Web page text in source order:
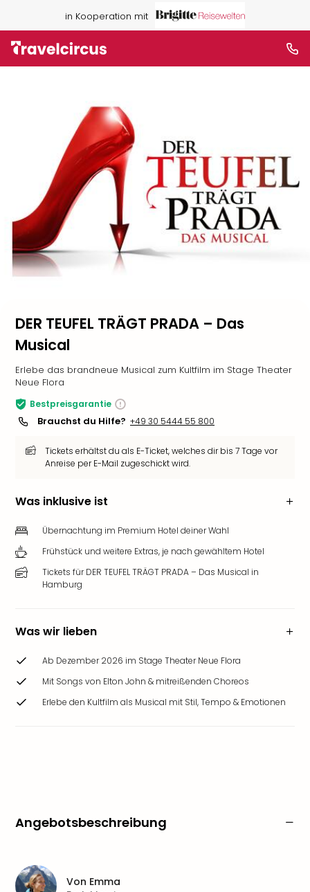
in Kooperation mit
DER TEUFEL TRÄGT PRADA – Das
Musical
Erlebe das brandneue Musical zum Kultfilm im Stage Theater
Neue Flora
Bestpreisgarantie
Brauchst du Hilfe? +49 30 5444 55 800
Tickets erhältst du als E-Ticket, welches dir bis 7 Tage vor
Anreise per E-Mail zugeschickt wird.
Was inklusive ist
Übernachtung im Premium Hotel deiner Wahl
Frühstück und weitere Extras, je nach gewähltem Hotel
Tickets für DER TEUFEL TRÄGT PRADA – Das Musical in
Hamburg
Was wir lieben
Ab Dezember 2026 im Stage Theater Neue Flora
Mit Songs von Elton John & mitreißenden Choreos
Erlebe den Kultfilm als Musical mit Stil, Tempo & Emotionen
Angebotsbeschreibung
Von Emma